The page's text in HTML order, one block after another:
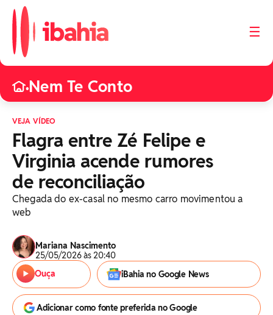
☰
•Nem Te Conto
VEJA VÍDEO
Flagra entre Zé Felipe e
Virginia acende rumores
de reconciliação
Chegada do ex-casal no mesmo carro movimentou a
web
Mariana Nascimento
25/05/2026 às 20:40
Ouça
iBahia no Google News
Adicionar como fonte preferida no Google